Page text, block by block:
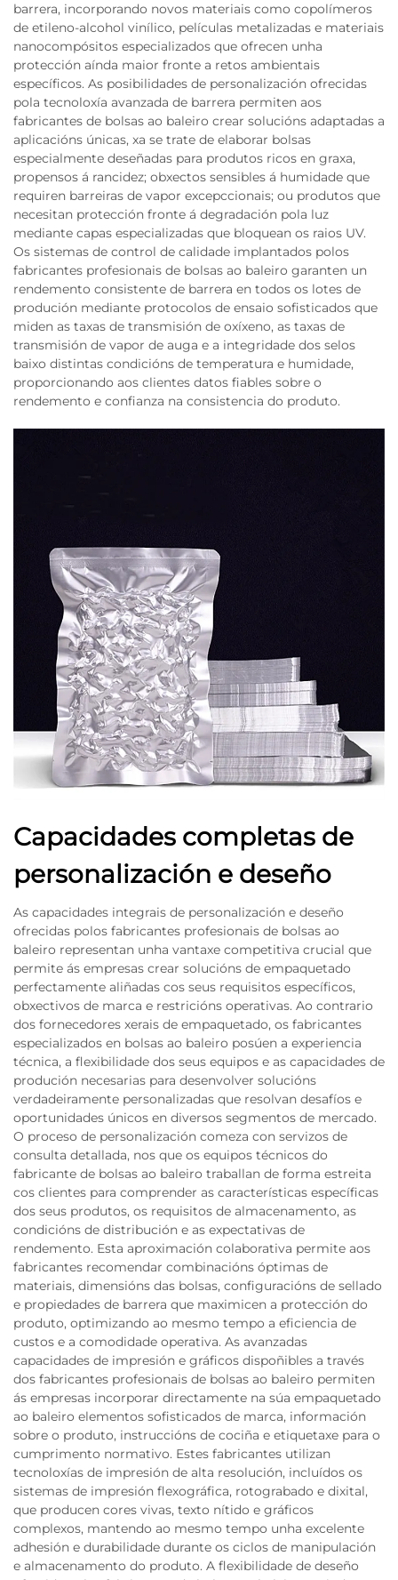
barrera, incorporando novos materiais como copolímeros
de etileno-alcohol vinílico, películas metalizadas e materiais
nanocompósitos especializados que ofrecen unha
protección aínda maior fronte a retos ambientais
específicos. As posibilidades de personalización ofrecidas
pola tecnoloxía avanzada de barrera permiten aos
fabricantes de bolsas ao baleiro crear solucións adaptadas a
aplicacións únicas, xa se trate de elaborar bolsas
especialmente deseñadas para produtos ricos en graxa,
propensos á rancidez; obxectos sensibles á humidade que
requiren barreiras de vapor excepccionais; ou produtos que
necesitan protección fronte á degradación pola luz
mediante capas especializadas que bloquean os raios UV.
Os sistemas de control de calidade implantados polos
fabricantes profesionais de bolsas ao baleiro garanten un
rendemento consistente de barrera en todos os lotes de
produción mediante protocolos de ensaio sofisticados que
miden as taxas de transmisión de oxíxeno, as taxas de
transmisión de vapor de auga e a integridade dos selos
baixo distintas condicións de temperatura e humidade,
proporcionando aos clientes datos fiables sobre o
rendemento e confianza na consistencia do produto.
Capacidades completas de
personalización e deseño
As capacidades integrais de personalización e deseño
ofrecidas polos fabricantes profesionais de bolsas ao
baleiro representan unha vantaxe competitiva crucial que
permite ás empresas crear solucións de empaquetado
perfectamente aliñadas cos seus requisitos específicos,
obxectivos de marca e restricións operativas. Ao contrario
dos fornecedores xerais de empaquetado, os fabricantes
especializados en bolsas ao baleiro posúen a experiencia
técnica, a flexibilidade dos seus equipos e as capacidades de
produción necesarias para desenvolver solucións
verdadeiramente personalizadas que resolvan desafíos e
oportunidades únicos en diversos segmentos de mercado.
O proceso de personalización comeza con servizos de
consulta detallada, nos que os equipos técnicos do
fabricante de bolsas ao baleiro traballan de forma estreita
cos clientes para comprender as características específicas
dos seus produtos, os requisitos de almacenamento, as
condicións de distribución e as expectativas de
rendemento. Esta aproximación colaborativa permite aos
fabricantes recomendar combinacións óptimas de
materiais, dimensións das bolsas, configuracións de sellado
e propiedades de barrera que maximicen a protección do
produto, optimizando ao mesmo tempo a eficiencia de
custos e a comodidade operativa. As avanzadas
capacidades de impresión e gráficos dispoñibles a través
dos fabricantes profesionais de bolsas ao baleiro permiten
ás empresas incorporar directamente na súa empaquetado
ao baleiro elementos sofisticados de marca, información
sobre o produto, instruccións de cociña e etiquetaxe para o
cumprimento normativo. Estes fabricantes utilizan
tecnoloxías de impresión de alta resolución, incluídos os
sistemas de impresión flexográfica, rotograbado e dixital,
que producen cores vivas, texto nítido e gráficos
complexos, mantendo ao mesmo tempo unha excelente
adhesión e durabilidade durante os ciclos de manipulación
e almacenamento do produto. A flexibilidade de deseño